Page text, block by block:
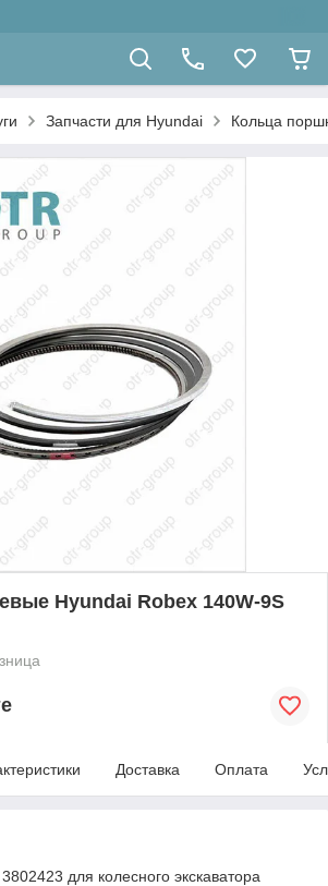
Запчасти для Hyundai Кольца
Hyundai Robex 140W-9S
Доставка Оплата
для колесного экскаватора